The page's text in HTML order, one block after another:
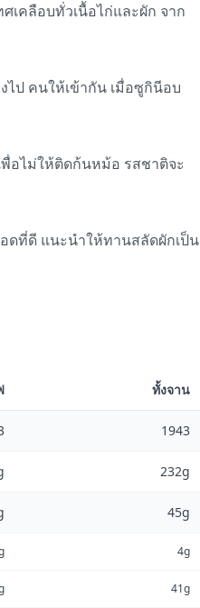
เคลือบทั่วเนื้อไก่และผัก จาก
ไป คนให้เข้ากัน เมื่อซูกินีอบ
อไม่ให้ติดก้นหม้อ รสชาติจะ
ดที่ดี แนะนำให้ทานสลัดผักเป็น
ทั้งจาน
1943
232g
45g
4g
41g